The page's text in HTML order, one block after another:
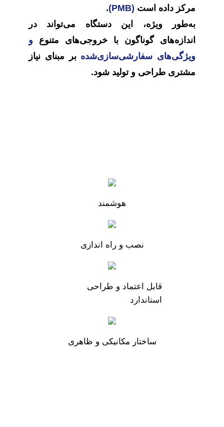
مرکز داده است (
PMB
)
.
به‌طور ویژه، این دستگاه می‌تواند در
اندازه‌های گوناگون با خروجی‌های متنوع و
ویژگی‌های سفارشی‌سازی‌شدهبر مبنای نیاز
مشتری طراحی و تولید شود.
هوشمند
نصب و راه اندازی
قابل اعتماد و طراحی
استاندارد
ساختار مکانیکی و ظاهری